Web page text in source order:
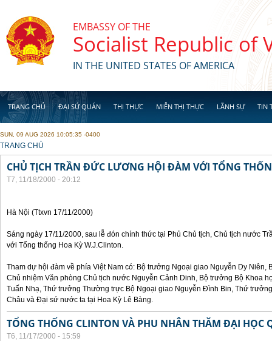
EMBASSY OF THE
Socialist Republic of
IN THE UNITED STATES OF AMERICA
TRANG CHỦ ĐẠI SỨ QUÁN THỊ THỰC MIỄN THỊ THỰC LÃNH SỰ TIN
SUN, 09 AUG 2026 10:05:35 -0400
YOU ARE HERE
TRANG CHỦ
CHỦ TỊCH TRẦN ĐỨC LƯƠNG HỘI ĐÀM VỚI TỔNG
T7, 11/18/2000 - 20:12
Hà Nội (Ttxvn 17/11/2000)
Sáng ngày 17/11/2000, sau lễ đón chính thức tại Phủ Chủ tịch, Chủ tịch nước
với Tổng thống Hoa Kỳ W.J.Clinton.
Tham dự hội đàm về phía Việt Nam có: Bộ trưởng Ngoại giao Nguyễn Dy Niên,
Chủ nhiệm Văn phòng Chủ tịch nước Nguyễn Cảnh Dinh, Bộ trưởng Bộ Khoa
Tuấn Nhạ, Thứ trưởng Thường trực Bộ Ngoại giao Nguyễn Đình Bin, Thứ
Châu và Đại sứ nước ta tại Hoa Kỳ Lê Bàng.
TỔNG THỐNG CLINTON VÀ PHU NHÂN THĂM ĐẠI HỌC
T6, 11/17/2000 - 15:59